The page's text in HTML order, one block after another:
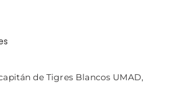
de Tigres Blancos UMAD,